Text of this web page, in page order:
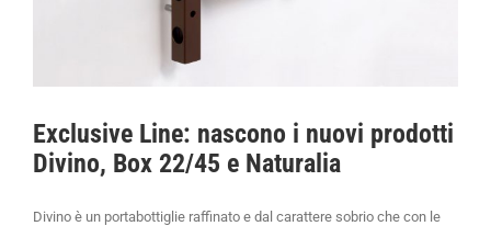
Exclusive Line: nascono i nuovi prodotti
Divino, Box 22/45 e Naturalia
Divino è un portabottiglie raffinato e dal carattere sobrio che con le